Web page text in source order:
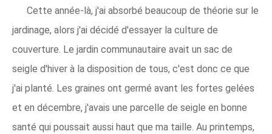
Cette année-là, j'ai absorbé beaucoup de théorie sur le
jardinage, alors j'ai décidé d'essayer la culture de
couverture. Le jardin communautaire avait un sac de
seigle d'hiver à la disposition de tous, c'est donc ce que
j'ai planté. Les graines ont germé avant les fortes gelées
et en décembre, j'avais une parcelle de seigle en bonne
santé qui poussait aussi haut que ma taille. Au printemps,